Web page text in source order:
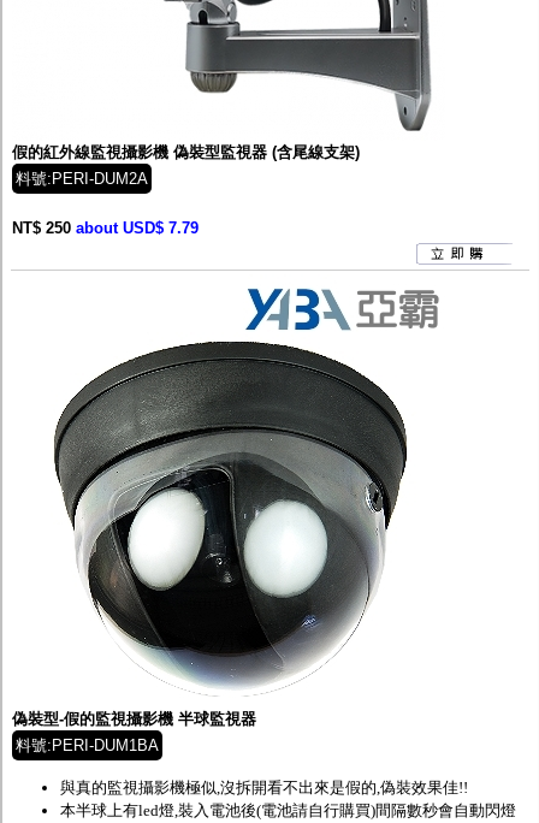
假的紅外線監視攝影機 偽裝型監視器 (含尾線支架)
料號:PERI-DUM2A
NT$ 250 about USD$ 7.79
偽裝型-假的監視攝影機 半球監視器
料號:PERI-DUM1BA
與真的監視攝影機極似,沒拆開看不出來是假的,偽裝效果佳!!
本半球上有led燈,裝入電池後(電池請自行購買)間隔數秒會自動閃燈